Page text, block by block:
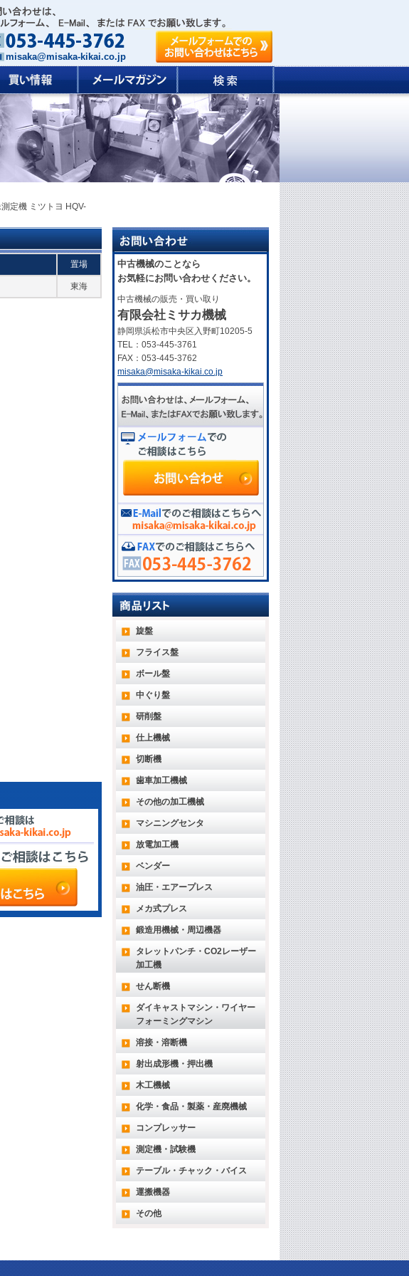
misaka@misaka-kikai.co.jp
定機 ミツトヨ HQV-
置場
東海
中古機械のことなら
お気軽にお問い合わせください。
中古機械の販売・買い取り
有限会社ミサカ機械
静岡県浜松市中央区入野町10205-5
TEL：053-445-3761
FAX：053-445-3762
misaka@misaka-kikai.co.jp
旋盤
フライス盤
ボール盤
中ぐり盤
研削盤
仕上機械
切断機
歯車加工機械
その他の加工機械
マシニングセンタ
放電加工機
ベンダー
油圧・エアープレス
メカ式プレス
鍛造用機械・周辺機器
タレットパンチ・CO2レーザー
加工機
せん断機
ダイキャストマシン・ワイヤー
フォーミングマシン
溶接・溶断機
射出成形機・押出機
木工機械
化学・食品・製薬・産廃機械
コンプレッサー
測定機・試験機
テーブル・チャック・バイス
運搬機器
その他